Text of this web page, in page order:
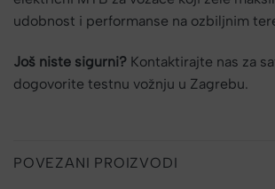
udobnost i performanse na ozbiljnim
Još niste sigurni? Kontaktirajte nas za
dogovorite testnu vožnju u Zagrebu.
POVEZANI PROIZVODI